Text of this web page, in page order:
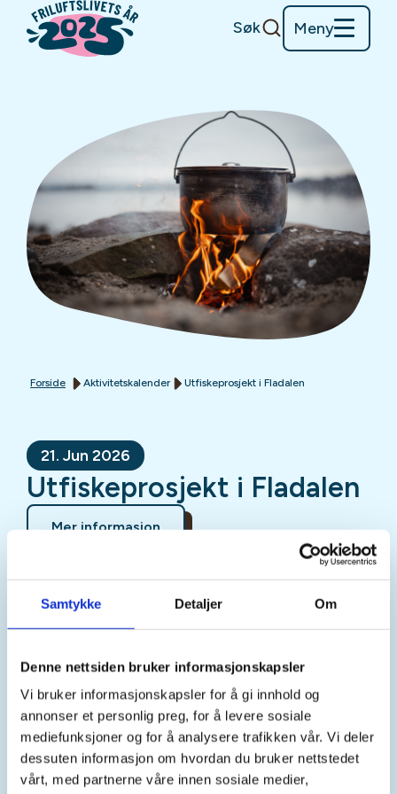
Samtykke Detaljer Om
Denne nettsiden bruker informasjonskapsler
Vi bruker informasjonskapsler for å gi innhold og
annonser et personlig preg, for å levere sosiale
mediefunksjoner og for å analysere trafikken vår. Vi deler
dessuten informasjon om hvordan du bruker nettstedet
vårt, med partnerne våre innen sosiale medier,
Søk Meny
Forside Aktivitetskalender Utfiskeprosjekt i Fladalen
21. Jun 2026
Utfiskeprosjekt i Fladalen
Mer informasjon
Tid
21. Jun 2026
Kl. 10.00 - 14.00